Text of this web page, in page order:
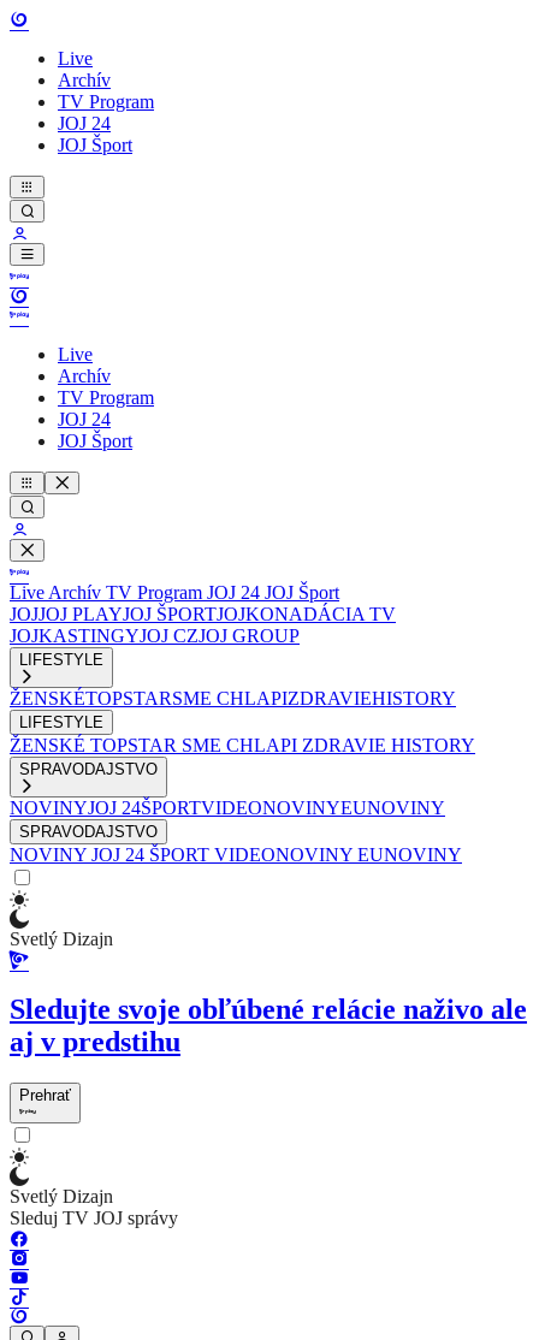
Live
Archív
TV Program
JOJ 24
JOJ Šport
Live
Archív
TV Program
JOJ 24
JOJ Šport
Live Archív TV Program JOJ 24 JOJ Šport
JOJJOJ PLAYJOJ ŠPORTJOJKONADÁCIA TV
JOJKASTINGYJOJ CZJOJ GROUP
LIFESTYLE
ŽENSKÉTOPSTARSME CHLAPIZDRAVIEHISTORY
LIFESTYLE
ŽENSKÉ TOPSTAR SME CHLAPI ZDRAVIE HISTORY
SPRAVODAJSTVO
NOVINYJOJ 24ŠPORTVIDEONOVINYEUNOVINY
SPRAVODAJSTVO
NOVINY JOJ 24 ŠPORT VIDEONOVINY EUNOVINY
Svetlý Dizajn
Sledujte svoje obľúbené relácie naživo ale
aj v predstihu
Prehrať
Svetlý Dizajn
Sleduj TV JOJ správy